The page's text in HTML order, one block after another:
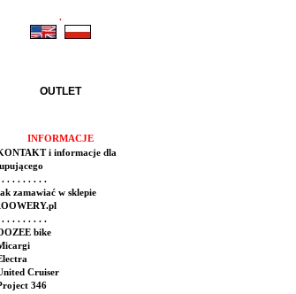
.
OUTLET
INFORMACJE
i informacje dla
. . . . . . . . .
zamawiać w sklepie
. . . . . . . . .
bike
Cruiser
346